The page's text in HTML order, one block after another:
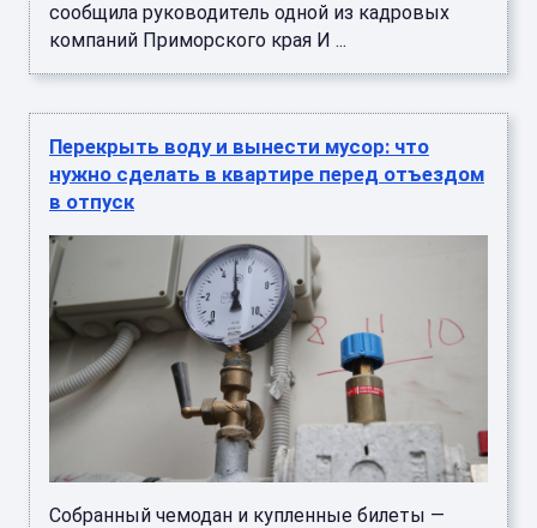
сообщила руководитель одной из кадровых
компаний Приморского края И ...
Перекрыть воду и вынести мусор: что
нужно сделать в квартире перед отъездом
в отпуск
Собранный чемодан и купленные билеты —